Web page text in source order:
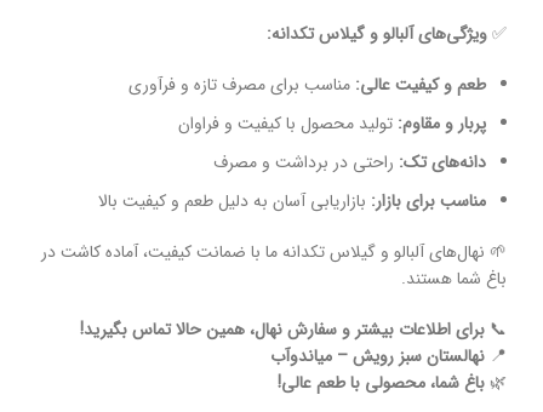
✅ویژگی‌های آلبالو و گیلاس تکدانه:
طعم و کیفیت عالی: مناسب برای مصرف تازه و فرآوری
پربار و مقاوم: تولید محصول با کیفیت و فراوان
دانه‌های تک: راحتی در برداشت و مصرف
مناسب برای بازار: بازاریابی آسان به دلیل طعم و کیفیت بالا
🌱 نهال‌های آلبالو و گیلاس تکدانه ما با ضمانت کیفیت، آماده کاشت در
باغ شما هستند.
📞 برای اطلاعات بیشتر و سفارش نهال، همین حالا تماس بگیرید!
📍 نهالستان سبز رویش – میاندوآب
🌿 باغ شما، محصولی با طعم عالی!